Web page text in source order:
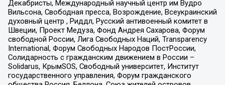
Декабристы, Международный научный центр им Вудро
Вильсона, Свободная пресса, Возрождение, Всеукраинский
духовный центр , Риддл, Русский антивоенный комитет в
Швеции, Проект Медуза, Фонд Андрея Сахарова, Форум
свободной России, Лига Свободных Наций, Transparеncy
International, Форум Свободных Народов ПостРоссии,
Солидарность с гражданским движением в России –
Solidarus, КрымSOS, Свободный университет, Институт
государственного управления, Форум гражданского